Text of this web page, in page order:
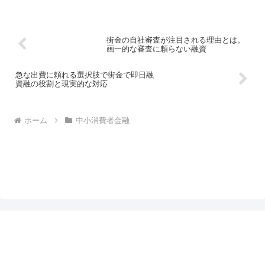
街金の自社審査が注目される理由とは。
画一的な審査に頼らない融資
急な出費に頼れる選択肢で街金で即日融
資融の役割と現実的な対応
ホーム 中小消費者金融